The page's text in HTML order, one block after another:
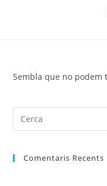
Sembla que no
Comentaris Recents